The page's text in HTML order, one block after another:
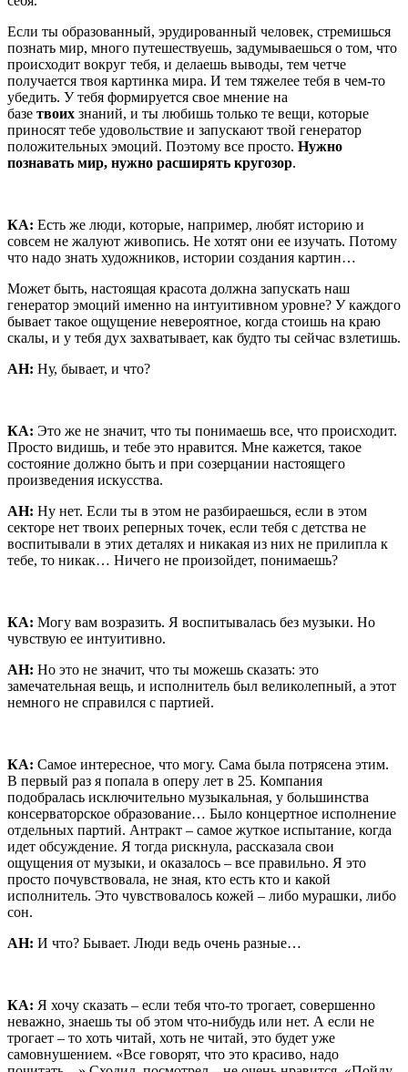
Если ты образованный, эрудированный человек, стремишься
познать мир, много путешествуешь, задумываешься о том, что
происходит вокруг тебя, и делаешь выводы, тем четче
получается твоя картинка мира. И тем тяжелее тебя в чем-то
убедить. У тебя формируется свое мнение на
базе твоих знаний, и ты любишь только те вещи, которые
приносят тебе удовольствие и запускают твой генератор
положительных эмоций. Поэтому все просто. Нужно
познавать мир, нужно расширять кругозор.
КА: Есть же люди, которые, например, любят историю и
совсем не жалуют живопись. Не хотят они ее изучать. Потому
что надо знать художников, истории создания картин…
Может быть, настоящая красота должна запускать наш
генератор эмоций именно на интуитивном уровне? У каждого
бывает такое ощущение невероятное, когда стоишь на краю
скалы, и у тебя дух захватывает, как будто ты сейчас взлетишь.
АН: Ну, бывает, и что?
КА: Это же не значит, что ты понимаешь все, что происходит.
Просто видишь, и тебе это нравится. Мне кажется, такое
состояние должно быть и при созерцании настоящего
произведения искусства.
АН: Ну нет. Если ты в этом не разбираешься, если в этом
секторе нет твоих реперных точек, если тебя с детства не
воспитывали в этих деталях и никакая из них не прилипла к
тебе, то никак… Ничего не произойдет, понимаешь?
КА: Могу вам возразить. Я воспитывалась без музыки. Но
чувствую ее интуитивно.
АН: Но это не значит, что ты можешь сказать: это
замечательная вещь, и исполнитель был великолепный, а этот
немного не справился с партией.
КА: Самое интересное, что могу. Сама была потрясена этим.
В первый раз я попала в оперу лет в 25. Компания
подобралась исключительно музыкальная, у большинства
консерваторское образование… Было концертное исполнение
отдельных партий. Антракт – самое жуткое испытание, когда
идет обсуждение. Я тогда рискнула, рассказала свои
ощущения от музыки, и оказалось – все правильно. Я это
просто почувствовала, не зная, кто есть кто и какой
исполнитель. Это чувствовалось кожей – либо мурашки, либо
сон.
АН: И что? Бывает. Люди ведь очень разные…
КА: Я хочу сказать – если тебя что-то трогает, совершенно
неважно, знаешь ты об этом что-нибудь или нет. А если не
трогает – то хоть читай, хоть не читай, это будет уже
самовнушением. «Все говорят, что это красиво, надо